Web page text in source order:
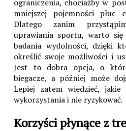
ograniczenia, chociażby w
mniejszej pojemności płuc
Dlatego zanim
uprawiania sportu, warto się
badania wydolności, dzięki
określić swoje możliwości i
Jest to dobra opcja, o
biegacze, a później może
Lepiej zatem wiedzieć,
wykorzystania i nie ryzykować.
Korzyści płynące z